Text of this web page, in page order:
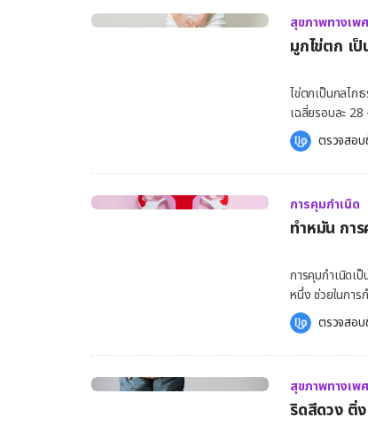
นานอาจส่งผลให้เกิดการหย่
อาการของความบกพ
อวัยวะเพศ ไม่ว่า
ทางเพศที่ลดลง รู้สึก
ก็อาจเป็นหนึ่งในอาการของค
ของผู้ชาย ปัจจั
สุขภาพ […]
ขรุขระ หรือบางชนิดมีข
อวัยวะเพศ เส้น
เล็กและโตขึ้นเ
ทารกอาจติดเชื้อจากแม่ ผู้ที่เป็นโรคหูดหงอนไก่ มีโอกาสติดเชื้
หนองใน พยาธิ
คัน หรือมีแผลที่อ
สุขภาพทางเพศ
มูกไข่ตก เ
ไข่ตกเป็นกลไก
เฉลี่ยรอบละ 28
จากนั้นไปยังส่ว
ไข่ตก คนที่วางแผนมีลูกควร
ตก เป็นอย่างไ
มาจากต่อมบริเ
มูกไข่ตกและปริ
มูกช่องคลอด ลั
วางแผนการมีบุตร สามารถสั
ประจำเดือนไ
เหนียวข้น แต่พบได้น้อยมาก มูกก่อนไข่ตก : ลักษณะขอ
มีเพศสัมพันธ์ได้
ตรวจสอ
การคุมกำเนิด
ทำหมัน กา
การคุมกำเนิดเ
หนึ่ง ช่วยในกา
คุมกำเนิดทำได้
ต้องการมีบุตร
ชาย [embed-health-tool-ovulation] วิธีคุมกำเนิด การคุมกำเนิดมีอยู่หลายวิธี แต่ที่คุ้นเคย
ทั้งถุงยางอนามั
อีกด้วย ส่วนการคุมกำเนิดอื่น ๆ ได้แก่ คุม
ตรวจสอ
สุขภาพทางเพศ
ริดสีดวง ติ่